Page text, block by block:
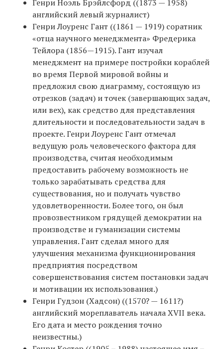
Генри Ноэль Брэйлсфорд ((1873 — 1958)
английский левый журналист)
Генри Лоуренс Гант ((1861 — 1919) соратник
«отца научного менеджмента» Фредерика
Тейлора (1856—1915). Гант изучал
менеджмент на примере постройки кораблей
во время Первой мировой войны и
предложил свою диаграмму, состоящую из
отрезков (задач) и точек (завершающих задач,
или вех), как средство для представления
длительности и последовательности задач в
проекте. Генри Лоуренс Гант отмечал
ведущую роль человеческого фактора для
производства, считая необходимым
предоставить рабочему возможность не
только зарабатывать средства для
существования, но и получать чувство
удовлетворенности. Более того, он был
провозвестником грядущей демократии на
производстве и гуманизации системы
управления. Гант сделал много для
улучшения механизма функционирования
предприятия посредством
совершенствования систем постановки задач
и мотивации их использования.)
Генри Гудзон (Хадсон) ((1570? — 1611?)
английский мореплаватель начала XVII века.
Его дата и место рождения точно
неизвестны.)